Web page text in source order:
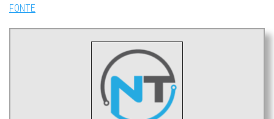
FONTE